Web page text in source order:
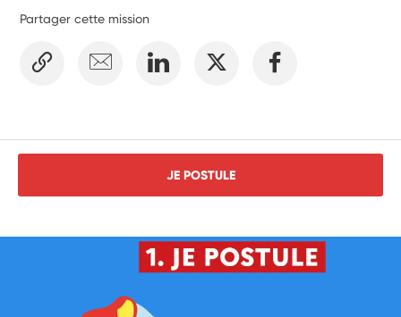
Partager cette mission
JE POSTULE